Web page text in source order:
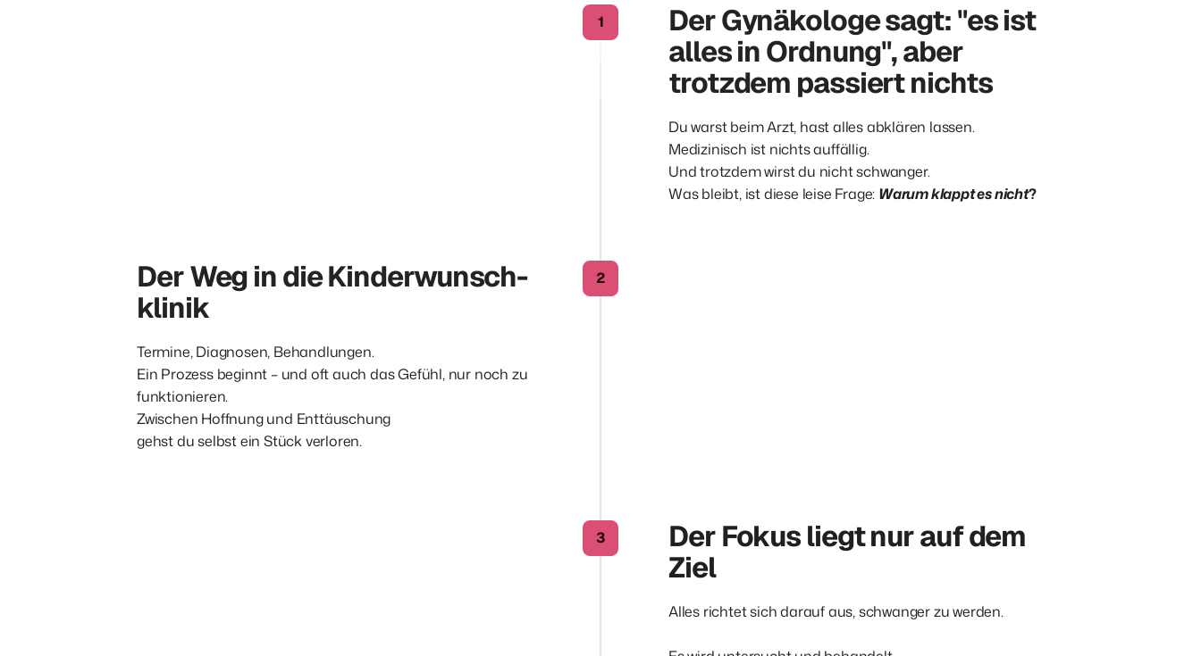
1
Der Gynäkologe sagt: "es ist
alles in Ordnung", aber
trotzdem passiert nichts
Du warst beim Arzt, hast alles abklären lassen.
Medizinisch ist nichts auffällig.
Und trotzdem wirst du nicht schwanger.
Was bleibt, ist diese leise Frage: Warum klappt es nicht?
2
Der Weg in die Kinderwunsch-
klinik
Termine, Diagnosen, Behandlungen.
Ein Prozess beginnt – und oft auch das Gefühl, nur noch zu
funktionieren.
Zwischen Hoffnung und Enttäuschung
gehst du selbst ein Stück verloren.
3
Der Fokus liegt nur auf dem
Ziel
Alles richtet sich darauf aus, schwanger zu werden.